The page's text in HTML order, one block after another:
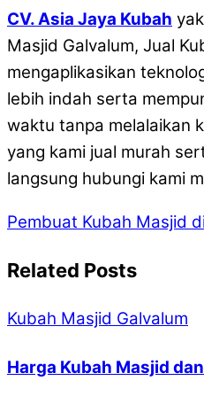
CV. Asia Jaya Kubah
Masjid Galvalum, Jual
mengaplikasikan
lebih indah serta
waktu tanpa melalaikan
yang kami jual murah
langsung hubungi kami
Pembuat Kubah Masjid
Related Posts
Kubah Masjid Galvalum
Harga Kubah Masjid